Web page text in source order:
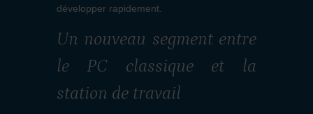
développer rapidement.
Un nouveau segment entre
le PC classique et la
station de travail